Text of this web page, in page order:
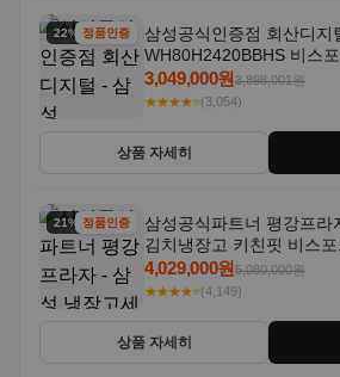
21% 할인정품인증
삼성공식파트너 평강프라
김치냉장고 키친핏 비스포
주가전 빌트인 화이트
4,029,000원5,080,000원
★★★★⭐(4,149)
상품 자세히
테무 알리 쿠팡 11번가 G마
라쿠텐 쉬인 아이허브 컬리
에어비앤비